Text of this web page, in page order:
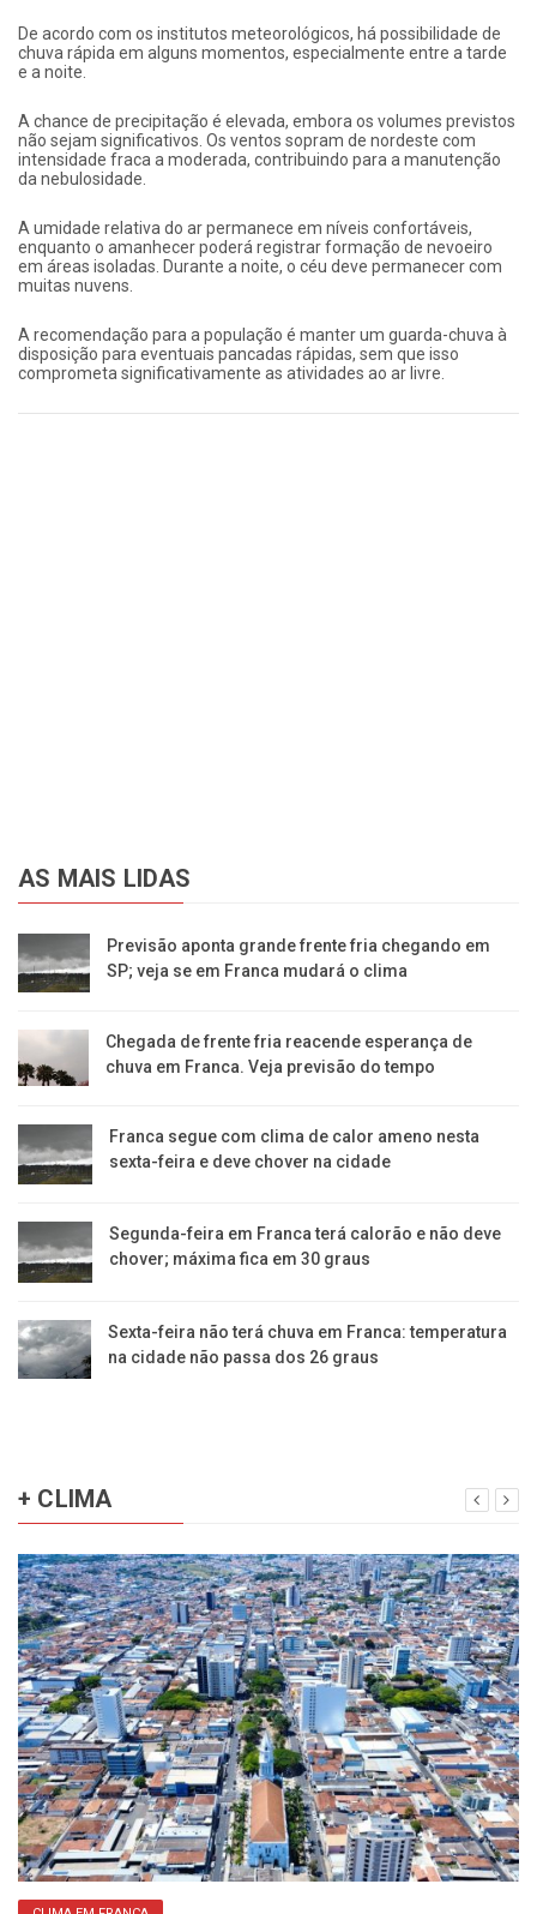
De acordo com os institutos meteorológicos, há possibilidade de
chuva rápida em alguns momentos, especialmente entre a tarde
e a noite.
A chance de precipitação é elevada, embora os volumes previstos
não sejam significativos. Os ventos sopram de nordeste com
intensidade fraca a moderada, contribuindo para a manutenção
da nebulosidade.
A umidade relativa do ar permanece em níveis confortáveis,
enquanto o amanhecer poderá registrar formação de nevoeiro
em áreas isoladas. Durante a noite, o céu deve permanecer com
muitas nuvens.
A recomendação para a população é manter um guarda-chuva à
disposição para eventuais pancadas rápidas, sem que isso
comprometa significativamente as atividades ao ar livre.
AS MAIS LIDAS
Previsão aponta grande frente fria chegando em
SP; veja se em Franca mudará o clima
Chegada de frente fria reacende esperança de
chuva em Franca. Veja previsão do tempo
Franca segue com clima de calor ameno nesta
sexta-feira e deve chover na cidade
Segunda-feira em Franca terá calorão e não deve
chover; máxima fica em 30 graus
Sexta-feira não terá chuva em Franca: temperatura
na cidade não passa dos 26 graus
+ CLIMA